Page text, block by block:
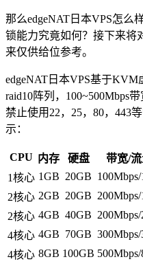
那么edgeNAT日本VPS怎么
锁能力究竟如何？接下来将
来仅供给位参考。
edgeNAT日本VPS基于KVM
raid10阵列，100~500Mbps
禁止使用22，25，80，443
示：
CPU 内存 硬盘 带宽/
1核心 1GB 20GB
2核心 2GB 20GB
2核心 4GB 40GB
4核心 4GB 70GB
4核心 8GB 100GB